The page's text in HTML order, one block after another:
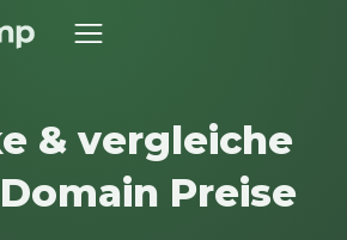
& vergleiche
Preise